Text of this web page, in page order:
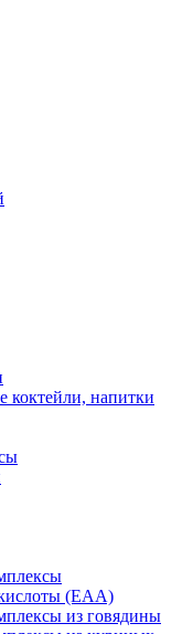
коктейли, напитки
(EAA)
из говядины